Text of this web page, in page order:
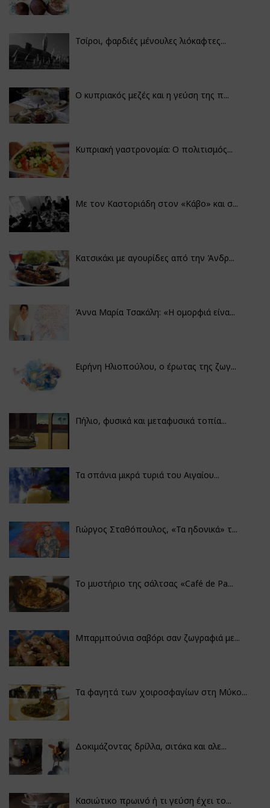
Τσίροι, φαρδιές μένουλες λιόκαφτες...
Ο κυπριακός μεζές και η γεύση της π...
Κυπριακή γαστρονομία: Ο πολιτισμός...
Με τον Καστοριάδη στον «Κάβο» και σ...
Κατσικάκι με αγουρίδες από την Άνδρ...
Άννα Μαρία Τσακάλη: «Η ομορφιά είνα...
Ειρήνη Ηλιοπούλου, ο έρωτας της ζωγ...
Πήλιο, φυσικά και μεταφυσικά τοπία...
Τα σπάνια μικρά τυριά του Αιγαίου...
Γιώργος Σταθόπουλος, «Τα ηδονικά» τ...
Το μυστήριο της σάλτσας «Café de Pa...
Μπαρμπούνια σαβόρι σαν ζωγραφιά με...
Τα φαγητά των χοιροσφαγίων στη Μύκο...
Δοκιμάζοντας δρίλλα, σιτάκα και αλε...
Κασιώτικο πρωινό ή τι γεύση έχει το...